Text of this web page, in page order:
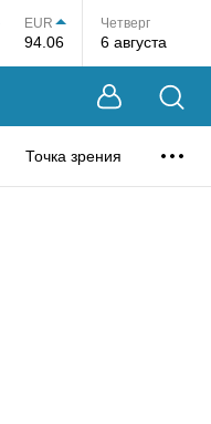
EUR
94.06
Четверг
6 августа
Точка зрения